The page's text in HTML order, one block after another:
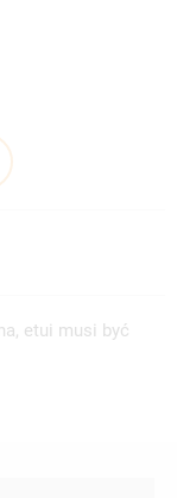
etui musi być